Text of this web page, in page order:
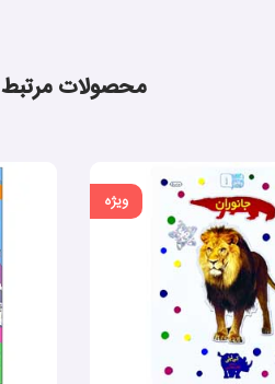
محصولات مرتبط
ویژه